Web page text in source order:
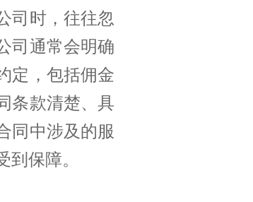
司时，往往忽
司通常会明确
定，包括佣金
条款清楚、具
同中涉及的服
保障。